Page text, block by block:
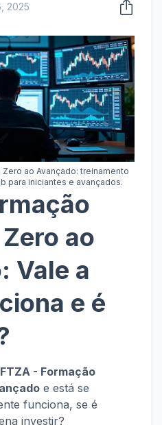
2025
ao Avançado: treinamento
para iniciantes e avançados.
ao
Vale a
e é
FTZA - Formação
e está se
funciona, se é
investir?